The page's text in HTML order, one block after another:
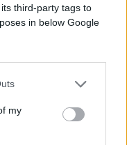
third-party tags to
in below Google
my
održan svečani
pohod Ajvatovici
dobila ime po
i dervišu koji je u
današnje